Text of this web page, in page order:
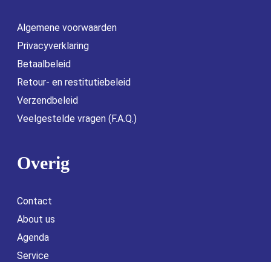
Algemene voorwaarden
Privacyverklaring
Betaalbeleid
Retour- en restitutiebeleid
Verzendbeleid
Veelgestelde vragen (F.A.Q.)
Overig
Contact
About us
Agenda
Service